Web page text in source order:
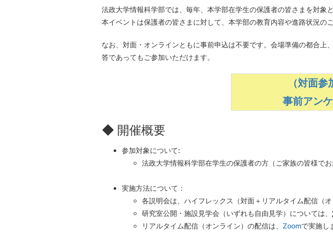
法政大学情報科学部では、毎年、本学部在学生の保護者の皆さまを対象
本イベントは保護者の皆さまに対して、本学部の教育内容や進路状況の
なお、対面・オンラインともに事前申込は不要です。会場準備の都合上、
答であってもご参加いただけます。
（対面参
事前アン
◆ 開催概要
参加対象について:
法政大学情報科学部在学生の保護者の方（ ご家族の皆様で
実施方法について：
各説明会は、ハイフレックス（対面＋リアルタイム配信（オ
研究室公開・施設見学会（いずれも自由見学）については、
リアルタイム配信（オンライン）の配信は、 Zoomで実施し